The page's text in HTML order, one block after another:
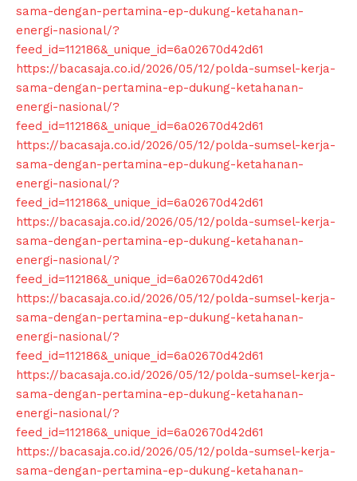
News Week
Magazine PRO
sama-dengan-pertamina-ep-dukung-ketahanan-
energi-nasional/?
feed_id=112186&_unique_id=6a02670d42d61
https://bacasaja.co.id/2026/05/12/polda-sumsel-kerja-
sama-dengan-pertamina-ep-dukung-ketahanan-
energi-nasional/?
feed_id=112186&_unique_id=6a02670d42d61
https://bacasaja.co.id/2026/05/12/polda-sumsel-kerja-
sama-dengan-pertamina-ep-dukung-ketahanan-
energi-nasional/?
feed_id=112186&_unique_id=6a02670d42d61
https://bacasaja.co.id/2026/05/12/polda-sumsel-kerja-
sama-dengan-pertamina-ep-dukung-ketahanan-
energi-nasional/?
feed_id=112186&_unique_id=6a02670d42d61
https://bacasaja.co.id/2026/05/12/polda-sumsel-kerja-
sama-dengan-pertamina-ep-dukung-ketahanan-
energi-nasional/?
feed_id=112186&_unique_id=6a02670d42d61
https://bacasaja.co.id/2026/05/12/polda-sumsel-kerja-
sama-dengan-pertamina-ep-dukung-ketahanan-
energi-nasional/?
feed_id=112186&_unique_id=6a02670d42d61
https://bacasaja.co.id/2026/05/12/polda-sumsel-kerja-
sama-dengan-pertamina-ep-dukung-ketahanan-